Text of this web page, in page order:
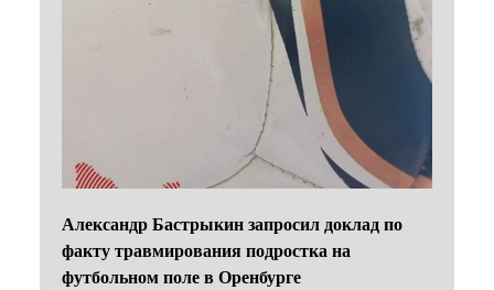
Александр Бастрыкин запросил доклад по
факту травмирования подростка на
футбольном поле в Оренбурге